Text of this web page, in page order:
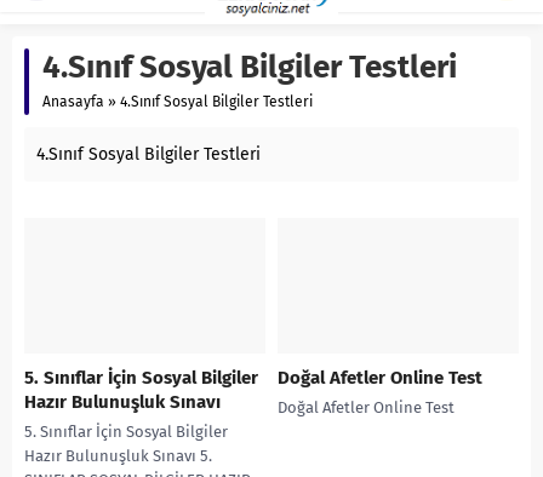
4.Sınıf Sosyal Bilgiler Testleri
Anasayfa » 4.Sınıf Sosyal Bilgiler Testleri
4.Sınıf Sosyal Bilgiler Testleri
5. Sınıflar İçin Sosyal Bilgiler
Hazır Bulunuşluk Sınavı
5. Sınıflar İçin Sosyal Bilgiler
Hazır Bulunuşluk Sınavı 5.
Doğal Afetler Online Test
Doğal Afetler Online Test